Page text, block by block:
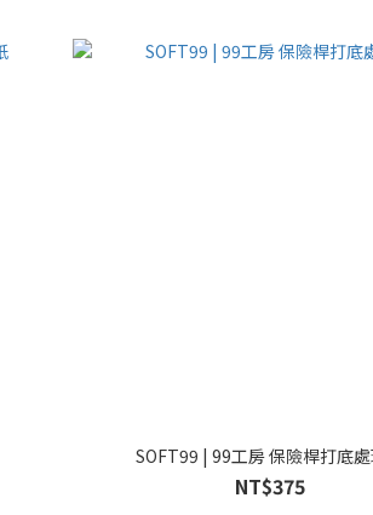
SOFT99 | 99工房 保險桿打底
NT$375